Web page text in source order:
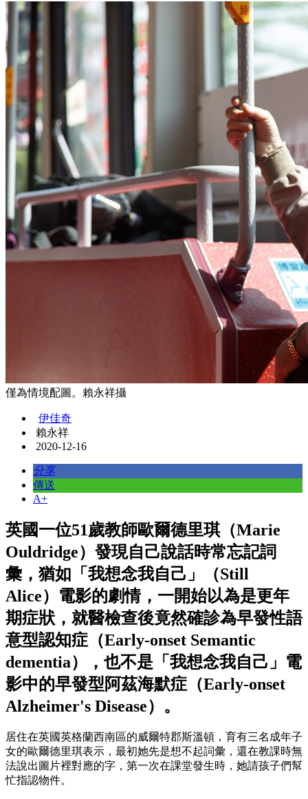
僅為情境配圖。賴永祥攝
伊佳奇
賴永祥
2020-12-16
分享
傳送
A+
英國一位51歲教師歐爾德里琪（Marie
Ouldridge）發現自己說話時常忘記詞
彙，猶如「我想念我自己」（Still
Alice）電影的劇情，一開始以為是更年
期症狀，就醫檢查後竟然確診為早發性語
意型認知症（Early-onset Semantic
dementia），也不是「我想念我自己」電
影中的早發型阿茲海默症（Early-onset
Alzheimer's Disease）。
居住在英國英格蘭西南區的威爾特郡斯溫頓，育有三名成年子
女的歐爾德里琪表示，最初她先是想不起詞彙，還在教課時無
法說出圖片裡對應的字，第一次在課堂發生時，她請孩子們幫
忙指認物件。